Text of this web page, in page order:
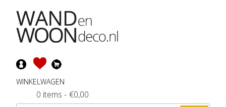
inhoud
WINKELWAGEN
- €0,00
0 items
Zoeken